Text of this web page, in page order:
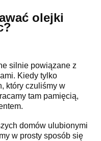
olejki
silnie powiązane z
Kiedy tylko
który czuliśmy w
tam pamięcią,
domów ulubionymi
w prosty sposób się